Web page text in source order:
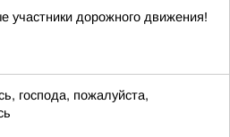
участники дорожного движения!
господа, пожалуйста,